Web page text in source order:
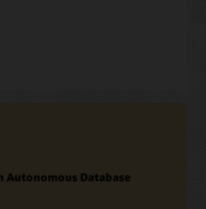
Autonomous Database